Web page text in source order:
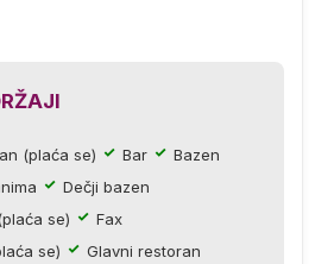
(plaća se) Bar
Bazen
Dečji bazen
se)
Fax
se)
Glavni restoran